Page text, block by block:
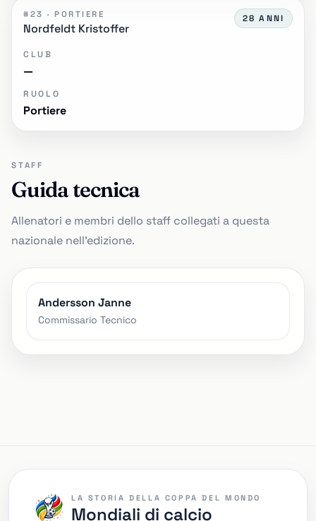
#23 · PORTIERE
Nordfeldt Kristoffer
28 ANNI
CLUB
—
RUOLO
Portiere
STAFF
Guida tecnica
Allenatori e membri dello staff collegati a questa
nazionale nell'edizione.
Andersson Janne
Commissario Tecnico
LA STORIA DELLA COPPA DEL MONDO
Mondiali di calcio